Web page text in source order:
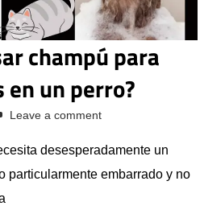
champú para
en un perro?
Leave a comment
desesperadamente un
particularmente embarrado y no